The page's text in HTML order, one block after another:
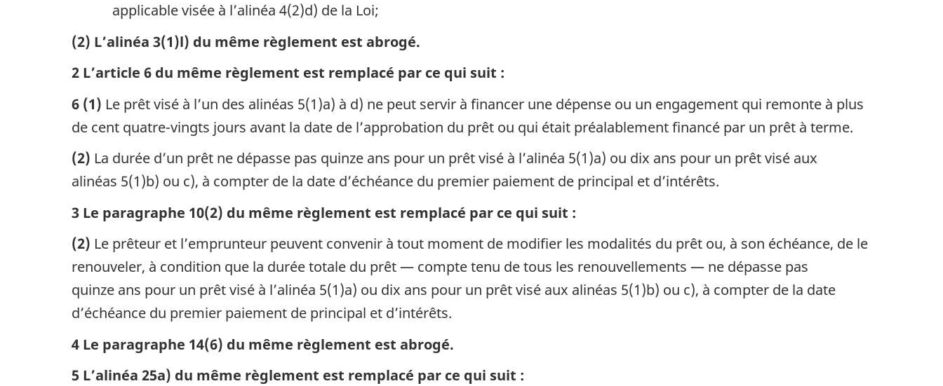
applicable visée à l’alinéa 4(2)d) de la Loi;
(2) L’alinéa 3(1)l) du même règlement est abrogé.
2 L’article 6 du même règlement est remplacé par ce qui suit :
6 (1) Le prêt visé à l’un des alinéas 5(1)a) à d) ne peut servir à financer une dépense ou un engagement qui remonte à plus
de cent quatre-vingts jours avant la date de l’approbation du prêt ou qui était préalablement financé par un prêt à terme.
(2) La durée d’un prêt ne dépasse pas quinze ans pour un prêt visé à l’alinéa 5(1)a) ou dix ans pour un prêt visé aux
alinéas 5(1)b) ou c), à compter de la date d’échéance du premier paiement de principal et d’intérêts.
3 Le paragraphe 10(2) du même règlement est remplacé par ce qui suit :
(2) Le prêteur et l’emprunteur peuvent convenir à tout moment de modifier les modalités du prêt ou, à son échéance, de le
renouveler, à condition que la durée totale du prêt — compte tenu de tous les renouvellements — ne dépasse pas
quinze ans pour un prêt visé à l’alinéa 5(1)a) ou dix ans pour un prêt visé aux alinéas 5(1)b) ou c), à compter de la date
d’échéance du premier paiement de principal et d’intérêts.
4 Le paragraphe 14(6) du même règlement est abrogé.
5 L’alinéa 25a) du même règlement est remplacé par ce qui suit :